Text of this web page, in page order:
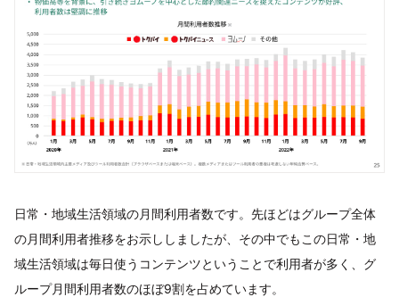
日常・地域生活領域の月間利用者数です。先ほどはグループ全体
の月間利用者推移をお示ししましたが、その中でもこの日常・地
域生活領域は毎日使うコンテンツということで利用者が多く、グ
ループ月間利用者数のほぼ9割を占めています。